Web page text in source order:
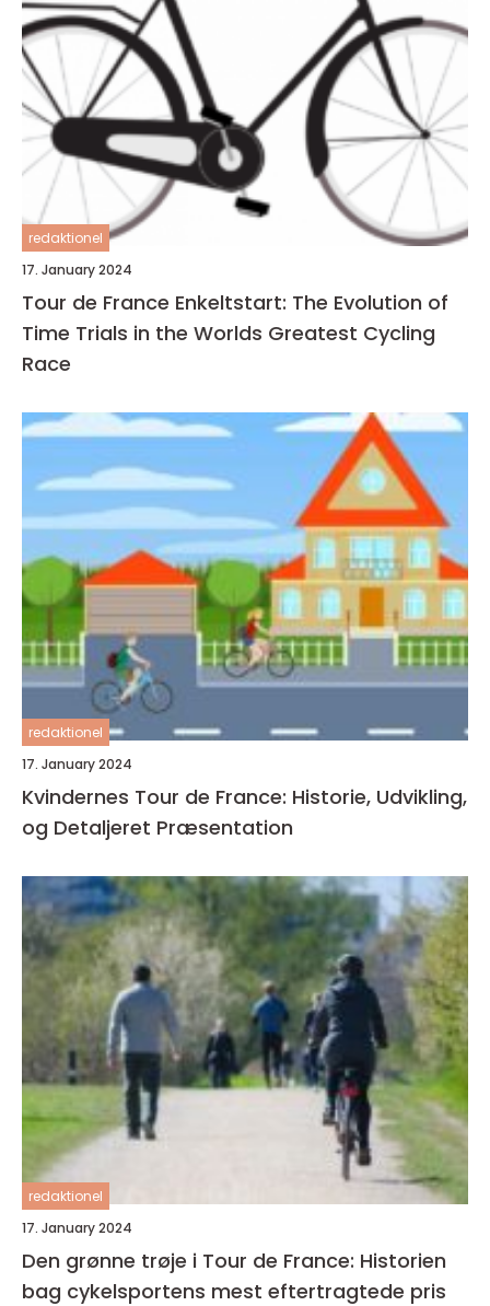
redaktionel
17. January 2024
Tour de France Enkeltstart: The Evolution of
Time Trials in the Worlds Greatest Cycling
Race
redaktionel
17. January 2024
Kvindernes Tour de France: Historie, Udvikling,
og Detaljeret Præsentation
redaktionel
17. January 2024
Den grønne trøje i Tour de France: Historien
bag cykelsportens mest eftertragtede pris